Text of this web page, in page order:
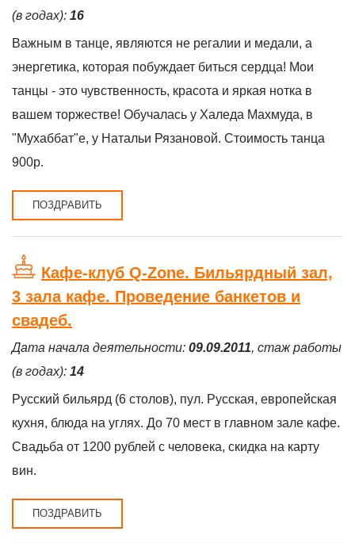
(в годах): 16
Важным в танце, являются не регалии и медали, а
энергетика, которая побуждает биться сердца! Мои
танцы - это чувственность, красота и яркая нотка в
вашем торжестве! Обучалась у Халеда Махмуда, в
"Мухаббат"е, у Натальи Рязановой. Стоимость танца
900р.
ПОЗДРАВИТЬ
Кафе-клуб Q-Zone. Бильярдный зал,
3 зала кафе. Проведение банкетов и
свадеб.
Дата начала деятельности: 09.09.2011, стаж работы
(в годах): 14
Русский бильярд (6 столов), пул. Русская, европейская
кухня, блюда на углях. До 70 мест в главном зале кафе.
Свадьба от 1200 рублей с человека, скидка на карту
вин.
ПОЗДРАВИТЬ